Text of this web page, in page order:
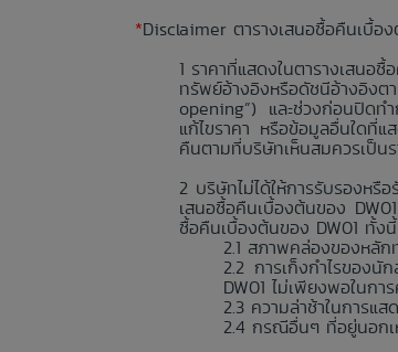
*Disclaimer ตารางเสนอซื้อคืนเบื้อ
ราคาที่แสดงในตารางเสนอ
ทรัพย์อ้างอิงหรือดัชนีอ้างอิงต
opening”) และช่วงก่อนปิดท
แก้ไขราคา หรือข้อมูลอื่นใดที่แ
คืนตามที่บริษัทเห็นสมควรเป็น
บริษัทไม่ได้ให้การรับรองหรื
เสนอซื้อคืนเบื้องต้นของ
ซื้อคืนเบื้องต้นของ DW01 ทั้ง
สภาพคล่องของหลัก
การเก็งกำไรของ
DW01 ไม่เพียงพอในกา
ความล่าช้าในการแ
กรณีอื่นๆ ที่อยู่นอกเ